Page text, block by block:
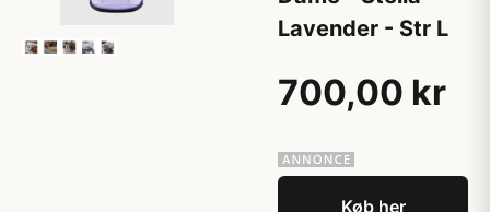
Lavender - Str L
700,00 kr
Køb her